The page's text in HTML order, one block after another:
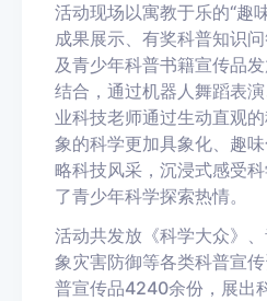
活动现场以寓教于乐的“趣
成果展示、有奖科普知识
及青少年科普书籍宣传品
结合，通过机器人舞蹈表
业科技老师通过生动直观
象的科学更加具象化、趣
略科技风采，沉浸式感受
了青少年科学探索热情。
活动共发放《科学大众》
象灾害防御等各类科普宣
普宣传品4240余份，展出